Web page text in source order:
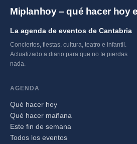
Miplanhoy – qué hacer hoy
La agenda de eventos de Cantabria
Conciertos, fiestas, cultura, teatro e infantil.
Actualizado a diario para que no te pierdas
nada.
AGENDA
Qué hacer hoy
Qué hacer mañana
Este fin de semana
Todos los eventos